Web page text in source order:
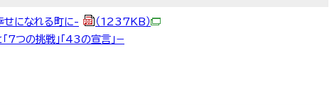
せになれる町に-
（1237KB）
7つの挑戦」「43の宣言」−